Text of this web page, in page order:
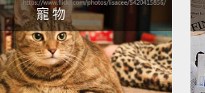
寵 物